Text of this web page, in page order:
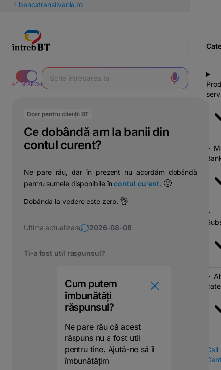
latineștibancatransilvania.ro
Call
Doar pentru clienții BT
Ce dobândă am la banii din
contul curent?
Ne pare rău, dar în prezent nu acordăm dobândă
pentru sumele disponibile încontul curent. 🙁
Dobânda la vedere este zero. 👌
Ultima actualizare 2026-08-08
Ti-a fost util raspunsul?
Cum putem
îmbunătăți
răspunsul?
Ne pare rău că acest
răspuns nu a fost util
pentru tine. Ajută-ne să îl
îmbunătățim